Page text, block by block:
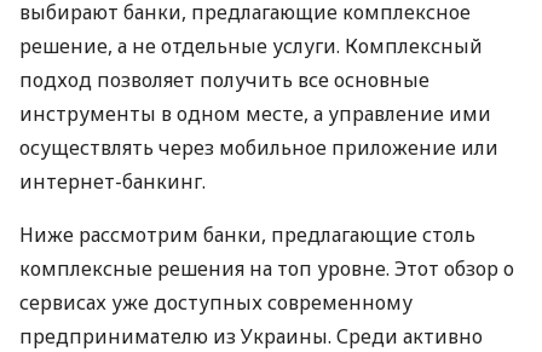
выбирают банки, предлагающие комплексное
решение, а не отдельные услуги. Комплексный
подход позволяет получить все основные
инструменты в одном месте, а управление ими
осуществлять через мобильное приложение или
интернет-банкинг.
Ниже рассмотрим банки, предлагающие столь
комплексные решения на топ уровне. Этот обзор о
сервисах уже доступных современному
предпринимателю из Украины. Среди активно